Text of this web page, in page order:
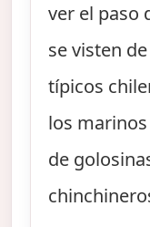
ver el paso
se visten
típicos
los
de